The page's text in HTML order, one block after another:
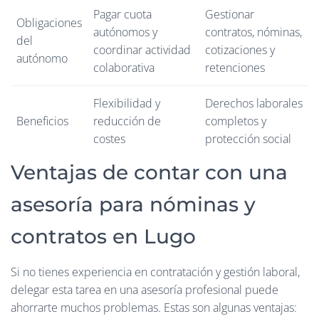
Obligaciones
del
autónomo
Pagar cuota
autónomos y
coordinar actividad
colaborativa
Gestionar
contratos, nóminas,
cotizaciones y
retenciones
Beneficios
Flexibilidad y
reducción de
costes
Derechos laborales
completos y
protección social
Ventajas de contar con una
asesoría para nóminas y
contratos en Lugo
Si no tienes experiencia en contratación y gestión laboral,
delegar esta tarea en una asesoría profesional puede
ahorrarte muchos problemas. Estas son algunas ventajas: